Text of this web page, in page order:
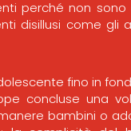
perché non
disillusi come gli
fino in
concluse una
bambini o